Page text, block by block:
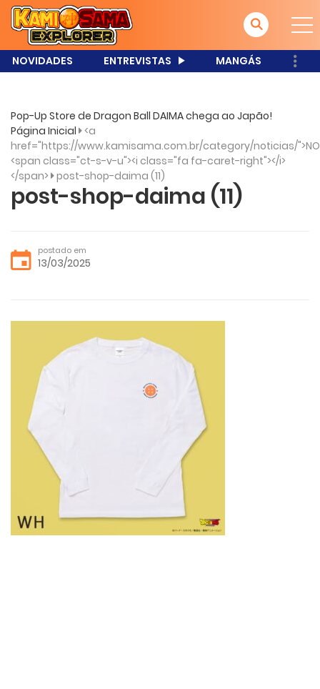
NOVIDADES ENTREVISTAS MANGÁS
Pop-Up Store de Dragon Ball DAIMA chega ao Japão!
Página Inicial <a
href="https://www.kamisama.com.br/category/noticias/
<span class="ct-s-v-u"><i class="fa fa-caret-right"></i>
</span> post-shop-daima (11)
post-shop-daima (11)
postado em
13/03/2025